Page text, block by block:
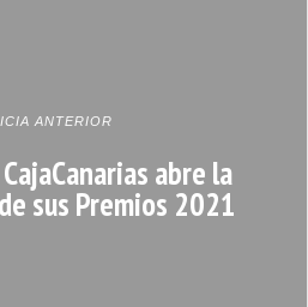
ANTERIOR
abre la
sus Premios 2021